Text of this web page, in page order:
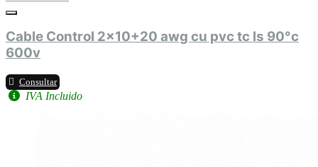
Cable Control 2x10+20 awg cu pvc tc ls 90°c
600v
Consultar
IVA Incluido